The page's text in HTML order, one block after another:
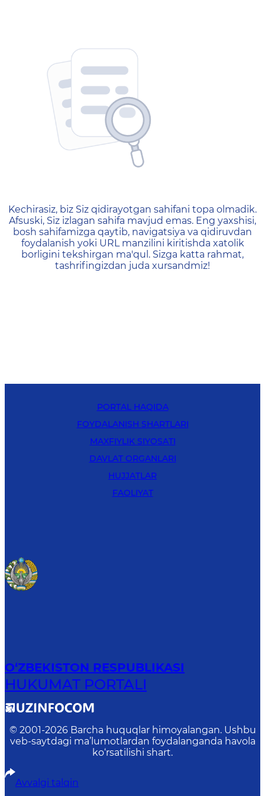
404 — Страница не
Kechirasiz, biz Siz qidirayotgan sahifani topa olmadik.
Afsuski, Siz izlagan sahifa mavjud emas. Eng yaxshisi,
bosh sahifamizga qaytib, navigatsiya va qidiruvdan
foydalanish yoki URL manzilini kiritishda xatolik
borligini tekshirgan ma'qul. Sizga katta rahmat,
tashrifingizdan juda xursandmiz!
PORTAL HAQIDA
FOYDALANISH SHARTLARI
MAXFIYLIK SIYOSATI
DAVLAT ORGANLARI
HUJJATLAR
FAOLIYAT
O‘ZBEKISTON RESPUBLIKASI
HUKUMAT PORTALI
© 2001-2026 Barcha huquqlar himoyalangan. Ushbu
veb-saytdagi ma’lumotlardan foydalanganda havola
ko‘rsatilishi shart.
Avvalgi talqin